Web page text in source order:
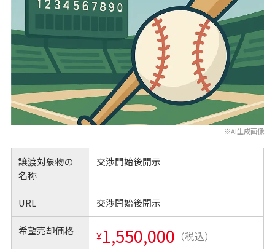
※AI生成画像
譲渡対象物の
名称
交渉開始後開示
URL 交渉開始後開示
希望売却価格 ¥1,550,000 （税込）